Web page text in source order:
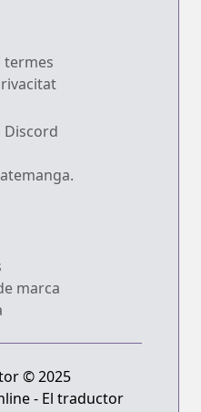
termes
Discord
marca
© 2025
- El traductor